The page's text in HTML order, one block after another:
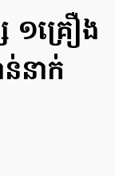
១គ្រឿង
នាក់